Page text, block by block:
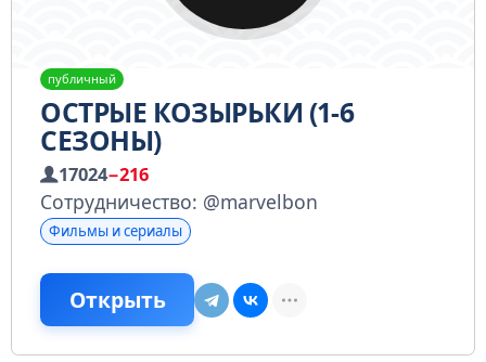
публичный
ОСТРЫЕ КОЗЫРЬКИ (1-6
СЕЗОНЫ)
17024−216
Сотрудничество: @marvelbon
Фильмы и сериалы
Открыть